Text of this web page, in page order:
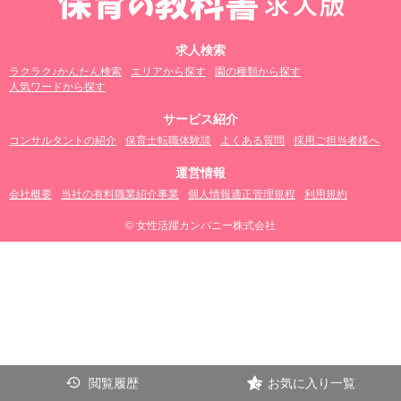
求人検索
ラクラク♪かんたん検索 エリアから探す
園の種類から探す
人気ワードから探す
サービス紹介
コンサルタントの紹介 保育士転職体験談 よくある質問 採用ご担当者様へ
運営情報
会社概要 当社の有料職業紹介事業 個人情報適正管理規程 利用規約
© 女性活躍カンパニー株式会社
閲覧履歴 お気に入り一覧